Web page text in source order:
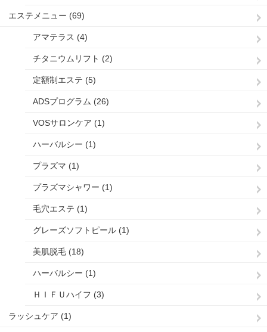
エステメニュー (69)
アマテラス (4)
チタニウムリフト (2)
定額制エステ (5)
ADSプログラム (26)
VOSサロンケア (1)
ハーバルシー (1)
プラズマ (1)
プラズマシャワー (1)
毛穴エステ (1)
グレーズソフトピール (1)
美肌脱毛 (18)
ハーバルシー (1)
ＨＩＦＵハイフ (3)
ラッシュケア (1)